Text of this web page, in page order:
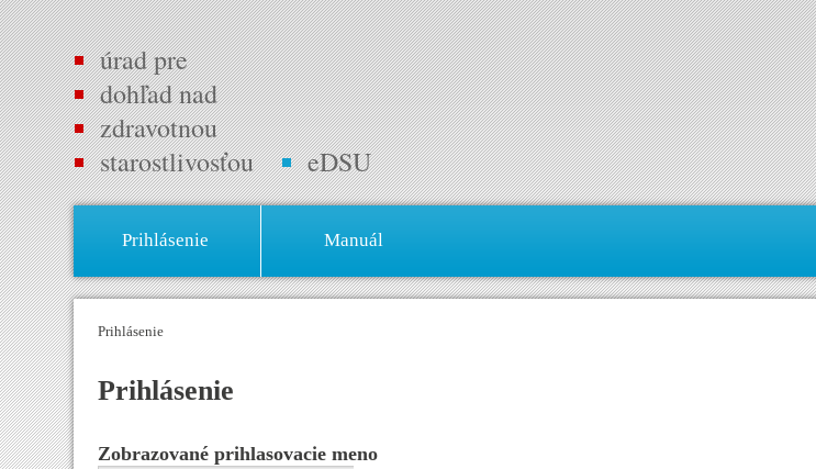
úrad pre
dohľad nad
zdravotnou
starostlivosťou
eDSU
Prihlásenie Manuál
Prihlásenie
Prihlásenie
Zobrazované prihlasovacie meno